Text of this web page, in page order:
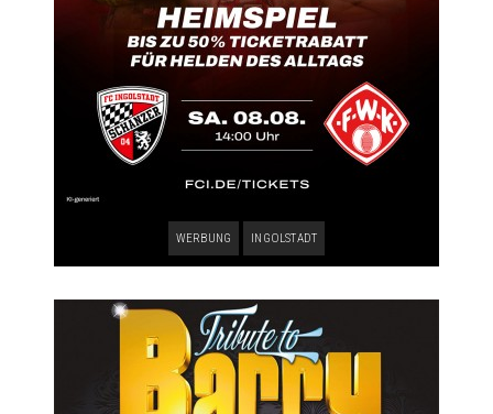
WERBUNG INGOLSTADT